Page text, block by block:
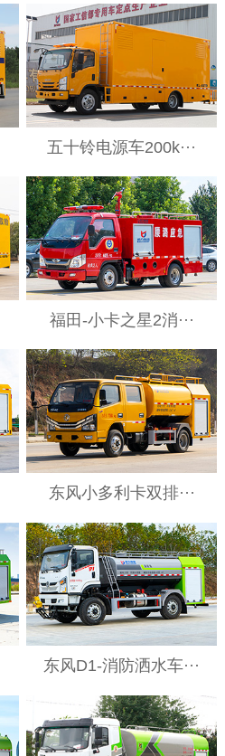
五十铃电源车200k···
福田-小卡之星2消···
东风小多利卡双排···
东风D1-消防洒水车···